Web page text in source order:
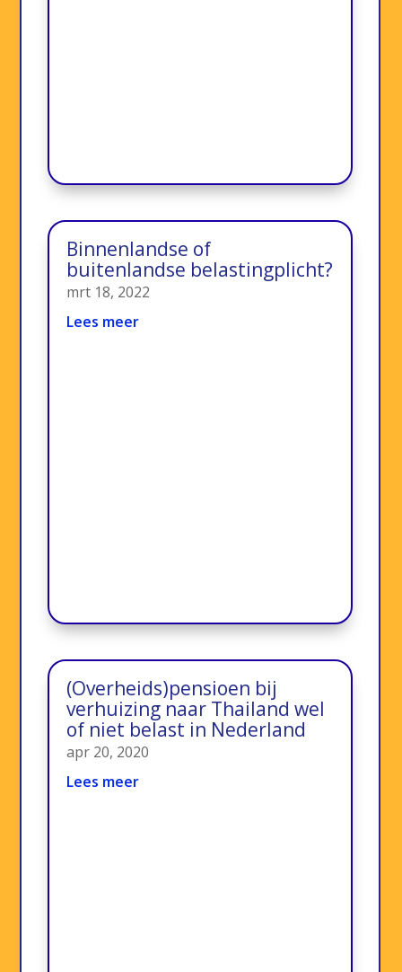
Binnenlandse of
buitenlandse belastingplicht?
mrt 18, 2022
Lees meer
(Overheids)pensioen bij
verhuizing naar Thailand wel
of niet belast in Nederland
apr 20, 2020
Lees meer